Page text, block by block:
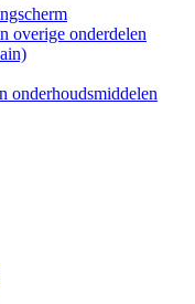
overige onderdelen
onderhoudsmiddelen